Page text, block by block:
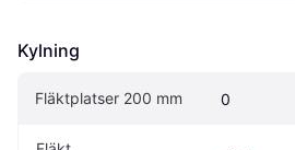
Kylning
Fläktplatser 200 mm 0